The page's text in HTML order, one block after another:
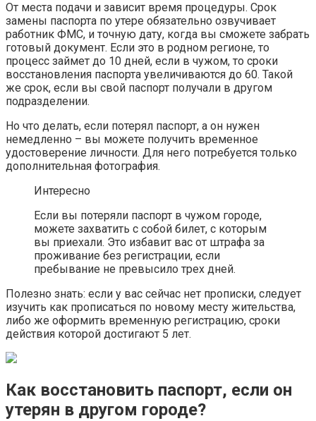
От места подачи и зависит время процедуры. Срок
замены паспорта по утере обязательно озвучивает
работник ФМС, и точную дату, когда вы сможете забрать
готовый документ. Если это в родном регионе, то
процесс займет до 10 дней, если в чужом, то сроки
восстановления паспорта увеличиваются до 60. Такой
же срок, если вы свой паспорт получали в другом
подразделении.
Но что делать, если потерял паспорт, а он нужен
немедленно – вы можете получить временное
удостоверение личности. Для него потребуется только
дополнительная фотография.
Интересно
Если вы потеряли паспорт в чужом городе,
можете захватить с собой билет, с которым
вы приехали. Это избавит вас от штрафа за
проживание без регистрации, если
пребывание не превысило трех дней.
Полезно знать: если у вас сейчас нет прописки, следует
изучить как прописаться по новому месту жительства,
либо же оформить временную регистрацию, сроки
действия которой достигают 5 лет.
Как восстановить паспорт, если он
утерян в другом городе?